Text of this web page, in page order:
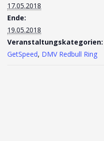
17.05.2018
Ende:
19.05.2018
Veranstaltungskategorien:
GetSpeed, DMV Redbull Ring